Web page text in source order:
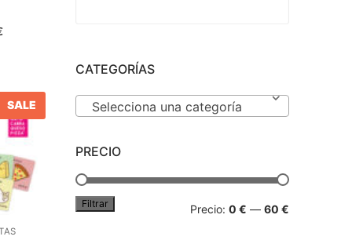
El
SALE
CATEGORÍAS
Selecciona una categoría
PRECIO
Filtrar Precio: 0 € — 60 €